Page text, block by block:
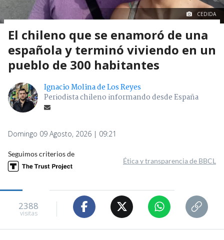
CEDIDA
El chileno que se enamoró de una
española y terminó viviendo en un
pueblo de 300 habitantes
Ignacio Molina de Los Reyes
Periodista chileno informando desde España
Domingo 09 Agosto, 2026 | 09:21
Seguimos criterios de
Ética y transparencia de BBCL
2388
visitas